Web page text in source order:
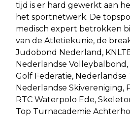
tijd is er hard gewerkt aan
het sportnetwerk. De
medisch expert betrokken
van de Atletiekunie, de
Judobond Nederland,
Nederlandse
Golf Federatie,
Nederlandse Skivereniging,
RTC Waterpolo Ede,
Top Turnacademie